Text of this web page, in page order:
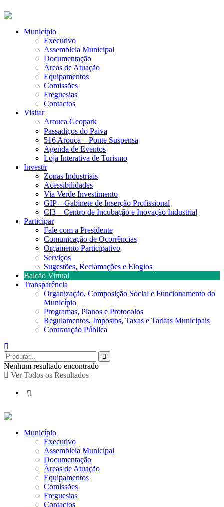
Município
Executivo
Assembleia Municipal
Documentação
Áreas de Atuação
Equipamentos
Comissões
Freguesias
Contactos
Visitar
Arouca Geopark
Passadiços do Paiva
516 Arouca – Ponte Suspensa
Agenda de Eventos
Loja Interativa de Turismo
Investir
Zonas Industriais
Acessibilidades
Via Verde Investimento
GIP – Gabinete de Inserção Profissional
CI3 – Centro de Incubação e Inovação Industrial
Participar
Fale com a Presidente
Comunicação de Ocorrências
Orçamento Participativo
Serviços
Sugestões, Reclamações e Elogios
Balcão Virtual
Transparência
Organização, Composição Social e Funcionamento do
Município
Programas, Planos e Protocolos
Regulamentos, Impostos, Taxas e Tarifas Municipais
Contratação Pública
Nenhum resultado encontrado
Ver Todos os Resultados
Município
Executivo
Assembleia Municipal
Documentação
Áreas de Atuação
Equipamentos
Comissões
Freguesias
Contactos